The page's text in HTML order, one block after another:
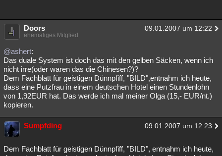
Doors 09.01.2007 um 12:22
ehemaliges Mitglied
@ashert:
Das duale System ist doch das mit den gelben Säcken, wenn ich
nicht irre(oder waren das die Chinesen?)?
Dem Fachblatt für geistigen Dünnpfiff, "BILD",entnahm ich heute,
dass eine Putzfrau in einem deutschen Hotel einen Stundenlohn
von 1,92EUR hat. Das werde ich mal meiner Olga (15,- EUR/nt.)
kopieren.
Sumpfding 09.01.2007 um 12:23
Dem Fachblatt für geistigen Dünnpfiff, "BILD", entnahm ich heute,